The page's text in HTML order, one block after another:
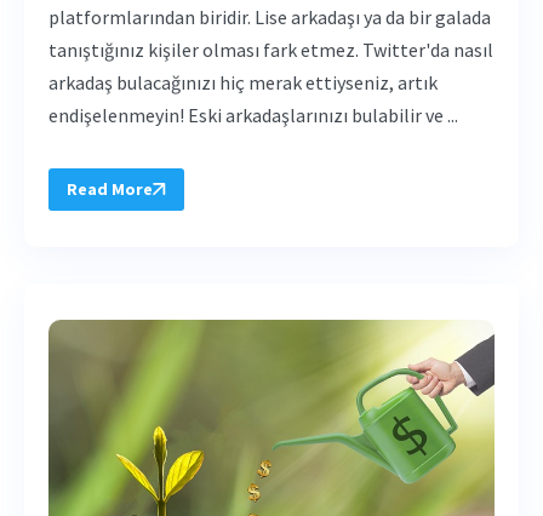
platformlarından biridir. Lise arkadaşı ya da bir galada
tanıştığınız kişiler olması fark etmez. Twitter'da nasıl
arkadaş bulacağınızı hiç merak ettiyseniz, artık
endişelenmeyin! Eski arkadaşlarınızı bulabilir ve ...
Read More